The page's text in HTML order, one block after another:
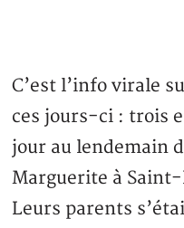
C’est l’info virale
ces jours-ci : trois
jour au lendemain
Marguerite à
Leurs parents